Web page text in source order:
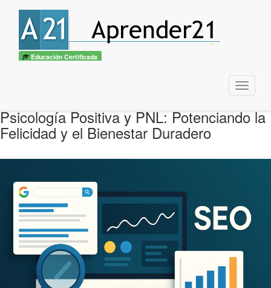
Educación Certificada
Menu
Psicología Positiva y PNL: Potenciando la
Felicidad y el Bienestar Duradero